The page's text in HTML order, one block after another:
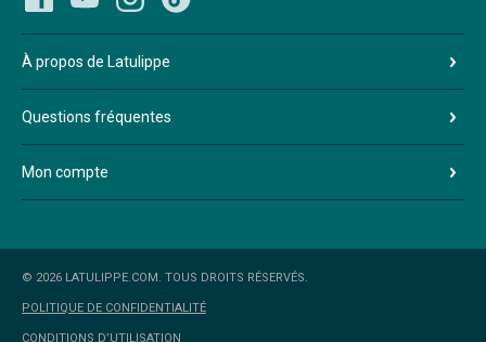
À propos de Latulippe
Questions fréquentes
Mon compte
© 2026 LATULIPPE.COM. TOUS DROITS RÉSERVÉS.
POLITIQUE DE CONFIDENTIALITÉ
CONDITIONS D’UTILISATION